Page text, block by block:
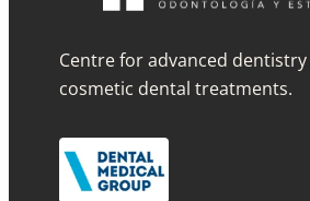
Centre for advanced
cosmetic dental treatments.